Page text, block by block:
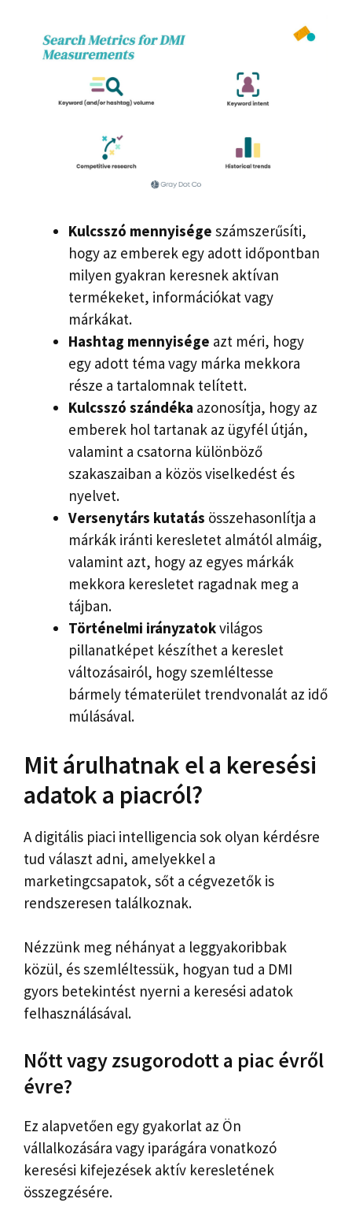
Kulcsszó mennyisége számszerűsíti,
hogy az emberek egy adott időpontban
milyen gyakran keresnek aktívan
termékeket, információkat vagy
márkákat.
Hashtag mennyisége azt méri, hogy
egy adott téma vagy márka mekkora
része a tartalomnak telített.
Kulcsszó szándéka azonosítja, hogy az
emberek hol tartanak az ügyfél útján,
valamint a csatorna különböző
szakaszaiban a közös viselkedést és
nyelvet.
Versenytárs kutatás összehasonlítja a
márkák iránti keresletet almától almáig,
valamint azt, hogy az egyes márkák
mekkora keresletet ragadnak meg a
tájban.
Történelmi irányzatokvilágos
pillanatképet készíthet a kereslet
változásairól, hogy szemléltesse
bármely tématerület trendvonalát az idő
múlásával.
Mit árulhatnak el a keresési
adatok a piacról?
A digitális piaci intelligencia sok olyan kérdésre
tud választ adni, amelyekkel a
marketingcsapatok, sőt a cégvezetők is
rendszeresen találkoznak.
Nézzünk meg néhányat a leggyakoribbak
közül, és szemléltessük, hogyan tud a DMI
gyors betekintést nyerni a keresési adatok
felhasználásával.
Nőtt vagy zsugorodott a piac évről
évre?
Ez alapvetően egy gyakorlat az Ön
vállalkozására vagy iparágára vonatkozó
keresési kifejezések aktív keresletének
összegzésére.